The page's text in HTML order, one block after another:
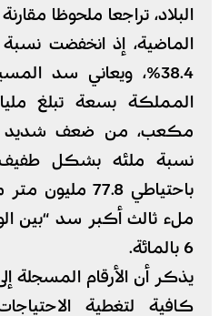
البلاد، تراجعا ملحوظا
38.4%، ويعاني سد
مكعب، من ضعف شديد في
باحتياطي 77.8
6 بالمائة.
يذكر أن الأرقام المسجلة
كافية لتغطية